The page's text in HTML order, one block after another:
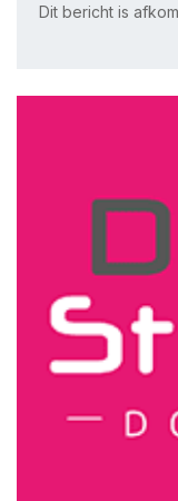
Dit bericht is